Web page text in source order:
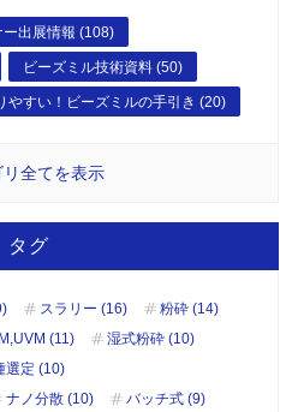
出展情報 (108)
ビーズミル技術資料 (50)
やすい！ビーズミルの手引き (20)
リ全てを表示
タグ
スラリー (16)
粉砕 (14)
(11)
湿式粉砕 (10)
選定 (10)
ナノ分散 (10)
バッチ式 (9)